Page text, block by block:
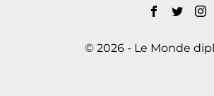
© 2026 - Le Monde